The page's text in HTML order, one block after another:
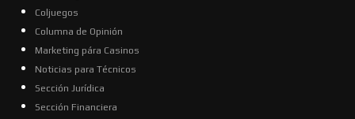
Coljuegos
Columna de Opinión
Marketing pára Casinos
Noticias para Técnicos
Sección Jurídica
Sección Financiera